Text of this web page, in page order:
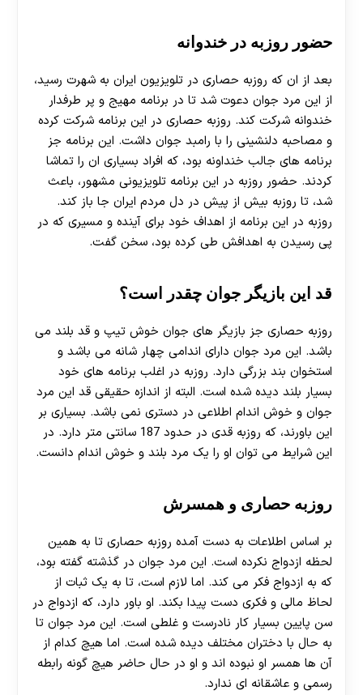
حضور روزبه در خندوانه
بعد از ان که روزبه حصاری در تلویزیون ایران به شهرت رسید،
از این مرد جوان دعوت شد تا در برنامه مهیج و پر طرفدار
خندوانه شرکت کند. روزبه حصاری در این برنامه شرکت کرده
و مصاحبه دلنشینی را با رامبد جوان داشت. این برنامه جز
برنامه های جالب خنداونه بود، که افراد بسیاری ان را تماشا
کردند. حضور روزبه در این برنامه تلویزیونی مشهور، باعث
شد، تا روزبه بیش از پیش در دل مردم ایران جا باز کند.
روزبه در این برنامه از اهداف خود برای آینده و مسیری که در
پی رسیدن به اهدافش طی کرده بود، سخن گفت.
قد این بازیگر جوان چقدر است؟
روزبه حصاری جز بازیگر های جوان خوش تیپ و قد بلند می
باشد. این مرد جوان دارای اندامی چهار شانه می باشد و
استخوان بند بزرگی دارد. روزبه در اغلب برنامه های خود
بسیار بلند دیده شده است. البته از اندازه حقیقی قد این مرد
جوان و خوش اندام اطلاعی در دستری نمی باشد. بسیاری بر
این باورند، که روزبه قدی در حدود 187 سانتی متر دارد. در
این شرایط می توان او را یک مرد بلند و خوش اندام دانست.
روزبه حصاری و همسرش
بر اساس اطلاعات به دست آمده روزبه حصاری تا به همین
لحظه ازدواج نکرده است. این مرد جوان در گذشته گفته بود،
که به ازدواج فکر می کند. اما لازم است، تا به یک ثبات از
لحاظ مالی و فکری دست پیدا بکند. او باور دارد، که ازدواج در
سن پایین بسیار کار نادرست و غلطی است. این مرد جوان تا
به حال با دختران مختلف دیده شده است. اما هیچ کدام از
آن ها همسر او نبوده اند و او در حال حاضر هیچ گونه رابطه
رسمی و عاشقانه ای ندارد.